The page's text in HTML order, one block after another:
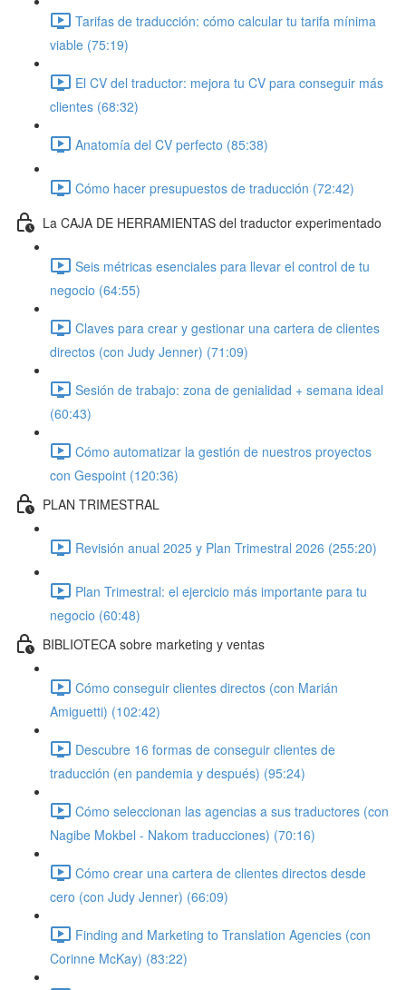
Tarifas de traducción: cómo calcular tu tarifa mínima
viable (75:19)
El CV del traductor: mejora tu CV para conseguir más
clientes (68:32)
Anatomía del CV perfecto (85:38)
Cómo hacer presupuestos de traducción (72:42)
La CAJA DE HERRAMIENTAS del traductor experimentado
Seis métricas esenciales para llevar el control de tu
negocio (64:55)
Claves para crear y gestionar una cartera de clientes
directos (con Judy Jenner) (71:09)
Sesión de trabajo: zona de genialidad + semana ideal
(60:43)
Cómo automatizar la gestión de nuestros proyectos
con Gespoint (120:36)
PLAN TRIMESTRAL
Revisión anual 2025 y Plan Trimestral 2026 (255:20)
Plan Trimestral: el ejercicio más importante para tu
negocio (60:48)
BIBLIOTECA sobre marketing y ventas
Cómo conseguir clientes directos (con Marián
Amiguetti) (102:42)
Descubre 16 formas de conseguir clientes de
traducción (en pandemia y después) (95:24)
Cómo seleccionan las agencias a sus traductores (con
Nagibe Mokbel - Nakom traducciones) (70:16)
Cómo crear una cartera de clientes directos desde
cero (con Judy Jenner) (66:09)
Finding and Marketing to Translation Agencies (con
Corinne McKay) (83:22)